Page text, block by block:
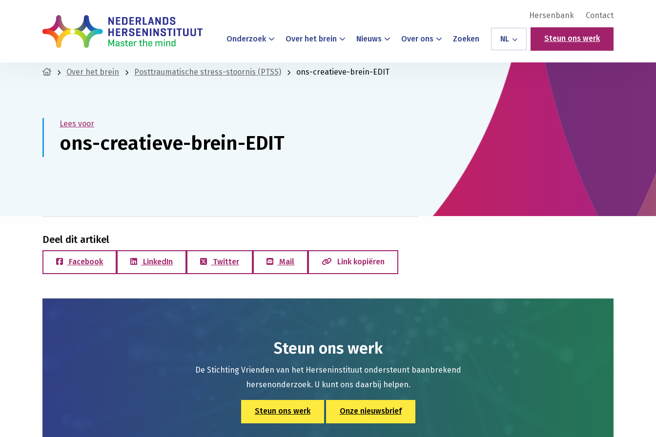
Hersenbank Contact
Onderzoek Over het brein Nieuws Over ons Zoeken NL Steun ons werk
Over het brein Posttraumatische stress-stoornis (PTSS) ons-creatieve-brein-EDIT
Lees voor
ons-creatieve-brein-EDIT
Deel dit artikel
Facebook LinkedIn Twitter Mail Link kopiëren
Steun ons werk
De Stichting Vrienden van het Herseninstituut ondersteunt baanbrekend
hersenonderzoek. U kunt ons daarbij helpen.
Steun ons werk Onze nieuwsbrief